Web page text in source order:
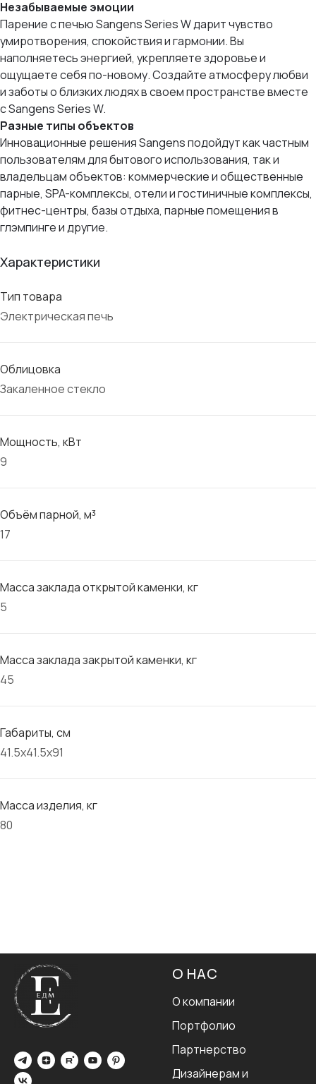
Незабываемые эмоции
Парение с печью Sangens Series W дарит чувство
умиротворения, спокойствия и гармонии. Вы
наполняетесь энергией, укрепляете здоровье и
ощущаете себя по-новому. Создайте атмосферу любви
и заботы о близких людях в своем пространстве вместе
с Sangens Series W.
Разные типы объектов
Инновационные решения Sangens подойдут как частным
пользователям для бытового использования, так и
владельцам объектов: коммерческие и общественные
парные, SPA-комплексы, отели и гостиничные комплексы,
фитнес-центры, базы отдыха, парные помещения в
глэмпинге и другие.
Характеристики
Тип товара
Электрическая печь
Облицовка
Закаленное стекло
Мощность, кВт
9
Объём парной, м³
17
Масса заклада открытой каменки, кг
5
Масса заклада закрытой каменки, кг
45
Габариты, см
41.5х41.5х91
Масса изделия, кг
80
О НАС
О компании
Портфолио
Партнерство
Дизайнерам и